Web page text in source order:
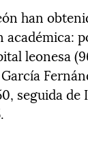
han
leonesa
seguida